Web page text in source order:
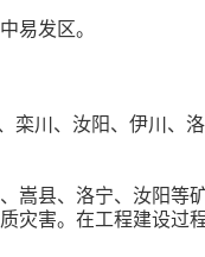
易发区。
川、汝阳、伊川、
县、洛宁、汝阳等
灾害。在工程建设